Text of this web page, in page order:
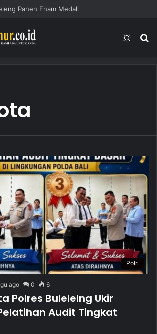
Panen Enam Medali
Switch
Polri
ago 0 6
Polres Bulelelng Ukir
Audit Tingkat